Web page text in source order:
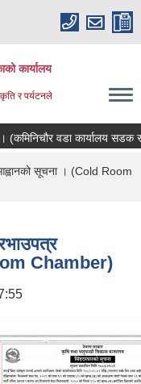
कार्यालय
र पर्यटनले
(कमिनिचौर वडा कार्यालय सडक
आह्वानको सूचना । (Cold Room
Chamber)